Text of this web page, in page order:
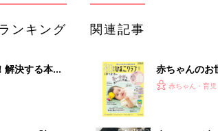
ンキング
解決する本
カ月～2才
関連記事
赤ちゃんのお
てのひよこク
赤ちゃん・育児